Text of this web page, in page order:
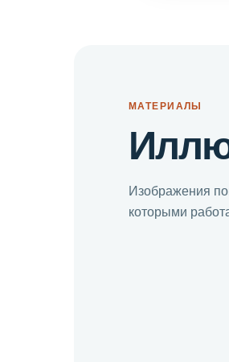
МАТЕРИАЛЫ
Изображения
которыми